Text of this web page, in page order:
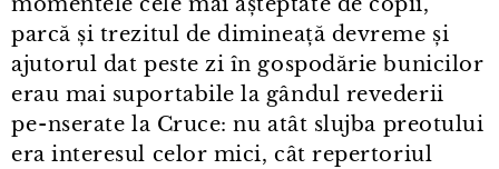
parcă și trezitul de dimineață devreme și
ajutorul dat peste zi în gospodărie bunicilor
erau mai suportabile la gândul revederii
pe⁠-⁠nserate la Cruce: nu atât slujba preotului
era interesul celor mici, cât repertoriul